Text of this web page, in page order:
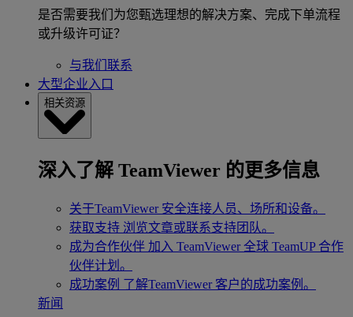
是否需要我们为您甄选理想的解决方案、完成下单流程
或升级许可证？
与我们联系
大型企业入口
相关资源
深入了解 TeamViewer 的更多信息
关于TeamViewer 安全连接人员、场所和设备。
获取支持 浏览文章或联系支持团队。
成为合作伙伴 加入 TeamViewer 全球 TeamUP 合作
伙伴计划。
成功案例 了解TeamViewer 客户的成功案例。
新闻